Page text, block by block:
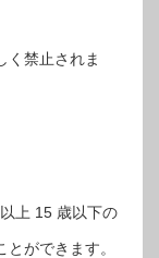
く禁止されま
上 15 歳以下の
ができます。